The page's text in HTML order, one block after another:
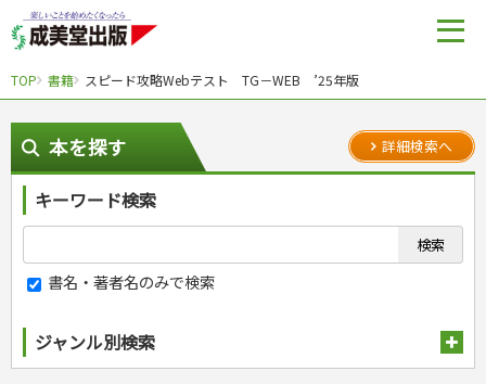
TOP 書籍 スピード攻略Webテスト TG－WEB ’25年版
本を探す 詳細検索へ
キーワード検索
書名・著者名のみで検索
ジャンル別検索